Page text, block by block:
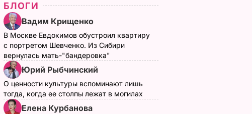
БЛОГИ
Вадим Крищенко
В Москве Евдокимов обустроил квартиру
с портретом Шевченко. Из Сибири
вернулась мать-"бандеровка"
Юрий Рыбчинский
О ценности культуры вспоминают лишь
тогда, когда ее столпы лежат в могилах
Елена Курбанова